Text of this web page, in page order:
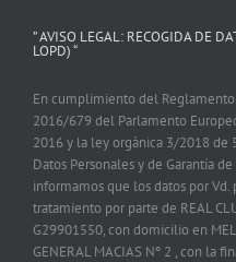
” AVISO LEGAL: RECOGIDA DE
LOPD) “
En cumplimiento del
2016/679 del Parlamento
2016 y la ley orgánica 3/2018 de
Datos Personales y de Garantía
informamos que los datos por
tratamiento por parte de REAL
G29901550, con domicilio en
GENERAL MACIAS Nº 2 , con la